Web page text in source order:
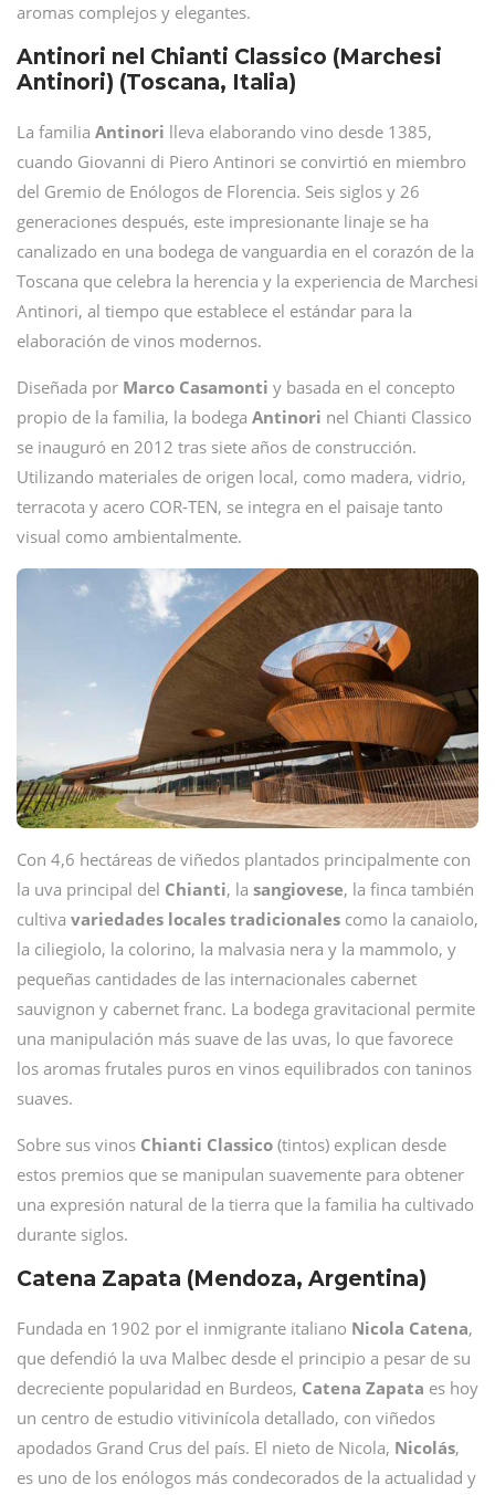
aromas complejos y elegantes.
Antinori nel Chianti Classico (Marchesi
Antinori) (Toscana, Italia)
La familia Antinori lleva elaborando vino desde 1385,
cuando Giovanni di Piero Antinori se convirtió en miembro
del Gremio de Enólogos de Florencia. Seis siglos y 26
generaciones después, este impresionante linaje se ha
canalizado en una bodega de vanguardia en el corazón de la
Toscana que celebra la herencia y la experiencia de Marchesi
Antinori, al tiempo que establece el estándar para la
elaboración de vinos modernos.
Diseñada por Marco Casamonti y basada en el concepto
propio de la familia, la bodega Antinori nel Chianti Classico
se inauguró en 2012 tras siete años de construcción.
Utilizando materiales de origen local, como madera, vidrio,
terracota y acero COR-TEN, se integra en el paisaje tanto
visual como ambientalmente.
Con 4,6 hectáreas de viñedos plantados principalmente con
la uva principal del Chianti, la sangiovese, la finca también
cultiva variedades locales tradicionales como la canaiolo,
la ciliegiolo, la colorino, la malvasia nera y la mammolo, y
pequeñas cantidades de las internacionales cabernet
sauvignon y cabernet franc. La bodega gravitacional permite
una manipulación más suave de las uvas, lo que favorece
los aromas frutales puros en vinos equilibrados con taninos
suaves.
Sobre sus vinos Chianti Classico (tintos) explican desde
estos premios que se manipulan suavemente para obtener
una expresión natural de la tierra que la familia ha cultivado
durante siglos.
Catena Zapata (Mendoza, Argentina)
Fundada en 1902 por el inmigrante italiano Nicola Catena,
que defendió la uva Malbec desde el principio a pesar de su
decreciente popularidad en Burdeos, Catena Zapata es hoy
un centro de estudio vitivinícola detallado, con viñedos
apodados Grand Crus del país. El nieto de Nicola, Nicolás,
es uno de los enólogos más condecorados de la actualidad y